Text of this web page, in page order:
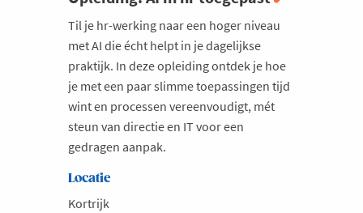
Til je hr-werking naar een hoger niveau
met AI die écht helpt in je dagelijkse
praktijk. In deze opleiding ontdek je hoe
je met een paar slimme toepassingen tijd
wint en processen vereenvoudigt, mét
steun van directie en IT voor een
gedragen aanpak.
Locatie
Kortrijk
Milieu
Mobiliteit
Netwerking
Onderwijs
Opvolging en Overname